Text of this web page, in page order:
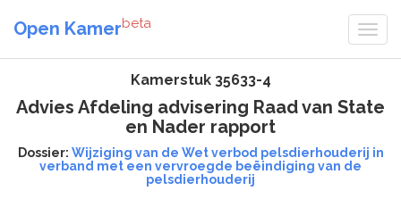
Open Kamerbeta
Kamerstuk 35633-4
Advies Afdeling advisering Raad van State
en Nader rapport
Dossier: Wijziging van de Wet verbod pelsdierhouderij in
verband met een vervroegde beëindiging van de
pelsdierhouderij